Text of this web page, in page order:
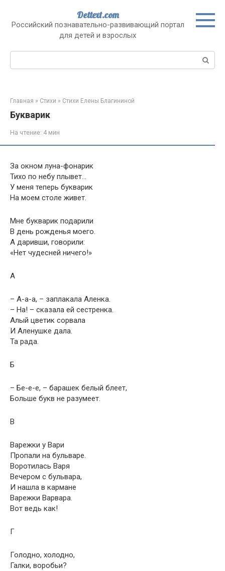
контенту
Dettext.com
Российский познавательно-развивающий портал
для детей и взрослых
Поиск:
Главная » Стихи » Стихи Елены Благининой
Букварик
На чтение: 4 мин
За окном луна-фонарик
Тихо по небу плывет…
У меня теперь букварик
На моем столе живет.
Мне букварик подарили
В день рожденья моего.
А даривши, говорили:
«Нет чудесней ничего!»
А
– А-а-а, – заплакала Аленка.
– На! – сказала ей сестренка.
Алый цветик сорвала
И Аленушке дала.
Та рада.
Б
– Бе-е-е, – барашек белый блеет,
Больше букв не разумеет.
В
Варежки у Вари
Пропали на бульваре.
Воротилась Варя
Вечером с бульвара,
И нашла в кармане
Варежки Варвара.
Вот ведь как!
Г
Голодно, холодно,
Галки, воробьи?